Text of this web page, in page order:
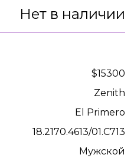
Нет в наличии
$15300
Zenith
El Primero
18.2170.4613/01.C713
Мужской